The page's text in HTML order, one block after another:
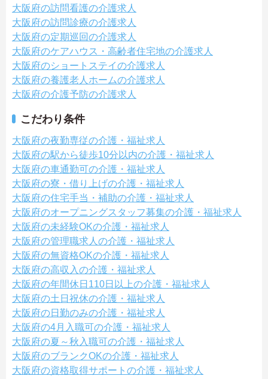
大阪府の訪問看護の介護求人
大阪府の訪問診療の介護求人
大阪府の定期巡回の介護求人
大阪府のケアハウス・高齢者住宅地の介護求人
大阪府のショートステイの介護求人
大阪府の養護老人ホームの介護求人
大阪府の介護予防の介護求人
こだわり条件
大阪府の夜勤専従の介護・福祉求人
大阪府の駅から徒歩10分以内の介護・福祉求人
大阪府の車通勤可の介護・福祉求人
大阪府の寮・借り上げの介護・福祉求人
大阪府の住宅手当・補助の介護・福祉求人
大阪府のオープニングスタッフ募集の介護・福祉求人
大阪府の未経験OKの介護・福祉求人
大阪府の管理職求人の介護・福祉求人
大阪府の無資格OKの介護・福祉求人
大阪府の高収入の介護・福祉求人
大阪府の年間休日110日以上の介護・福祉求人
大阪府の土日祝休の介護・福祉求人
大阪府の日勤のみの介護・福祉求人
大阪府の4月入職可の介護・福祉求人
大阪府の夏～秋入職可の介護・福祉求人
大阪府のブランクOKの介護・福祉求人
大阪府の資格取得サポートの介護・福祉求人